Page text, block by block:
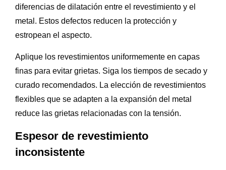
diferencias de dilatación entre el revestimiento y el
metal. Estos defectos reducen la protección y
estropean el aspecto.
Aplique los revestimientos uniformemente en capas
finas para evitar grietas. Siga los tiempos de secado y
curado recomendados. La elección de revestimientos
flexibles que se adapten a la expansión del metal
reduce las grietas relacionadas con la tensión.
Espesor de revestimiento
inconsistente